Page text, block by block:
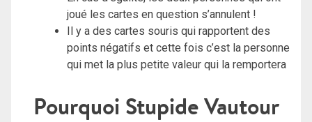
joué les cartes en question s’annulent !
Il y a des cartes souris qui rapportent des
points négatifs et cette fois c’est la personne
qui met la plus petite valeur qui la remportera
Pourquoi Stupide Vautour